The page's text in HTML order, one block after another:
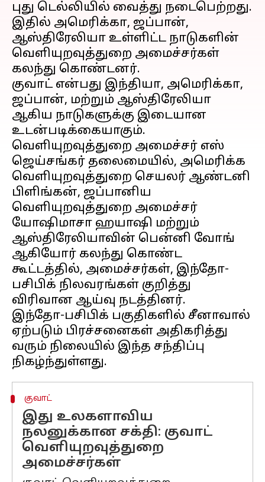
புது டெல்லியில் வைத்து நடைபெற்றது.
இதில் அமெரிக்கா, ஜப்பான்,
ஆஸ்திரேலியா உள்ளிட்ட நாடுகளின்
வெளியுறவுத்துறை அமைச்சர்கள்
கலந்து கொண்டனர்.
குவாட் என்பது இந்தியா, அமெரிக்கா,
ஜப்பான், மற்றும் ஆஸ்திரேலியா
ஆகிய நாடுகளுக்கு இடையான
உடன்படிக்கையாகும்.
வெளியுறவுத்துறை அமைச்சர் எஸ்
ஜெய்சங்கர் தலைமையில், அமெரிக்க
வெளியுறவுத்துறை செயலர் ஆண்டனி
பிளிங்கன், ஜப்பானிய
வெளியுறவுத்துறை அமைச்சர்
யோஷிமாசா ஹயாஷி மற்றும்
ஆஸ்திரேலியாவின் பென்னி வோங்
ஆகியோர் கலந்து கொண்ட
கூட்டத்தில், அமைச்சர்கள், இந்தோ-
பசிபிக் நிலவரங்கள் குறித்து
விரிவான ஆய்வு நடத்தினர்.
இந்தோ-பசிபிக் பகுதிகளில் சீனாவால்
ஏற்படும் பிரச்சனைகள் அதிகரித்து
வரும் நிலையில் இந்த சந்திப்பு
குவாட்
இது உலகளாவிய
நலனுக்கான சக்தி: குவாட்
வெளியுறவுத்துறை
அமைச்சர்கள்